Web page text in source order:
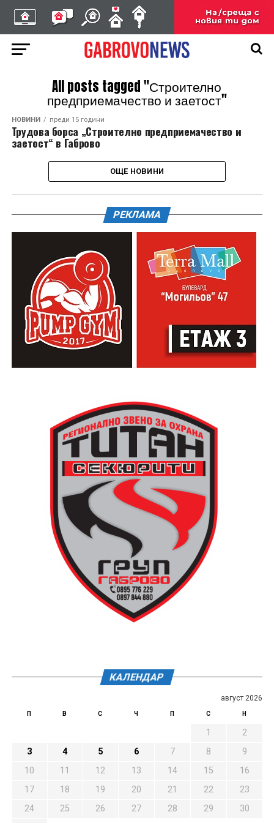
All posts tagged "Строително
предприемачество и заетост"
НОВИНИ преди 15 години
Трудова борса „Строително предприемачество и
заетост“ в Габрово
ОЩЕ НОВИНИ
РЕКЛАМА
КАЛЕНДАР
август 2026
П В С Ч П С Н
1
2
3
4 5 6 7 8
9
10
11 12 13 14 15
16
17
18 19 20 21 22
23
24
25 26 27 28 29
30